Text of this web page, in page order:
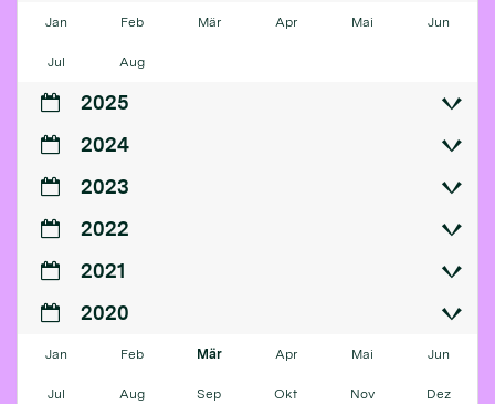
Jan Feb Mär Apr Mai Jun
Jul Aug
2025
2024
2023
2022
2021
2020
Jan Feb Mär Apr Mai Jun
Jul Aug Sep Okt Nov Dez